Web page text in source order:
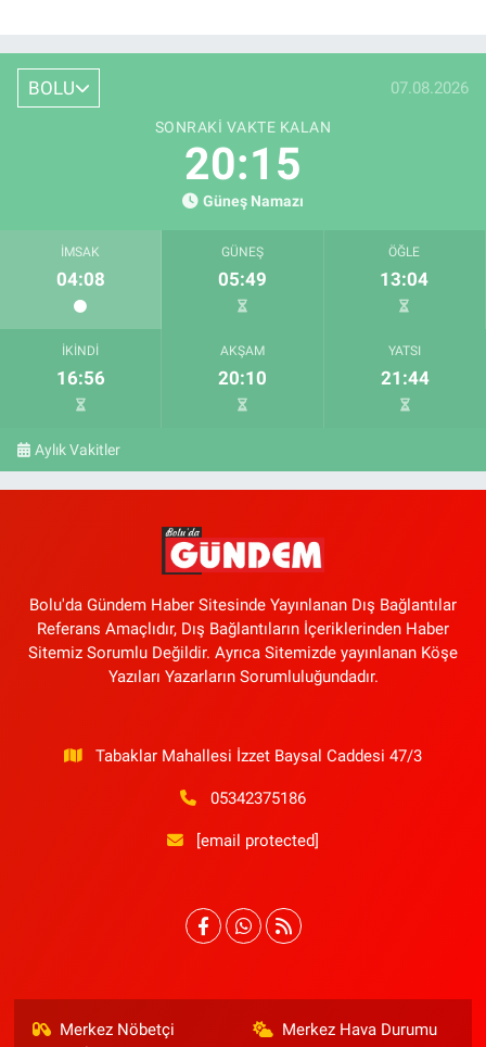
BOLU 07.08.2026
SONRAKI VAKTE KALAN
20:14
Güneş Namazı
İMSAK
04:08
GÜNEŞ
05:49
ÖĞLE
13:04
İKINDI
16:56
AKŞAM
20:10
YATSI
21:44
Aylık Vakitler
Bolu'da Gündem Haber Sitesinde Yayınlanan Dış Bağlantılar
Referans Amaçlıdır, Dış Bağlantıların İçeriklerinden Haber
Sitemiz Sorumlu Değildir. Ayrıca Sitemizde yayınlanan Köşe
Yazıları Yazarların Sorumluluğundadır.
Tabaklar Mahallesi İzzet Baysal Caddesi 47/3
05342375186
[email protected]
Merkez Nöbetçi
Merkez Hava Durumu